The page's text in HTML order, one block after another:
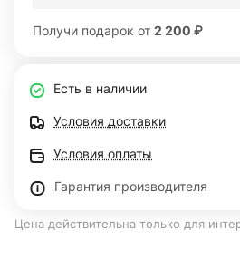
Получи подарок от 2 200 ₽
Есть в наличии
Условия доставки
Условия оплаты
Гарантия производителя
Цена действительна только для